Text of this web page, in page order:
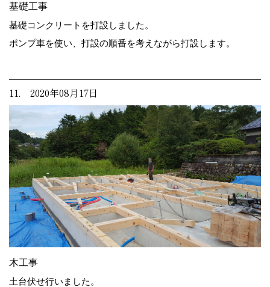
基礎工事
基礎コンクリートを打設しました。
ポンプ車を使い、打設の順番を考えながら打設します。
11. 2020年08月17日
木工事
土台伏せ行いました。